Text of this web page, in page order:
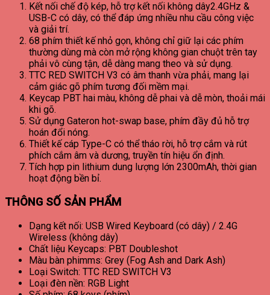
Kết nối chế độ kép, hỗ trợ kết nối không dây2.4GHz &
USB-C có dây, có thể đáp ứng nhiều nhu cầu công việc
và giải trí.
68 phím thiết kế nhỏ gọn, không chỉ giữ lại các phím
thường dùng mà còn mở rộng không gian chuột trên tay
phải vô cùng tận, dễ dàng mang theo và sử dụng.
TTC RED SWITCH V3 có âm thanh vừa phải, mang lại
cảm giác gõ phím tương đối mềm mại.
Keycap PBT hai màu, không dễ phai và dễ mòn, thoải mái
khi gõ.
Sử dụng Gateron hot-swap base, phím đầy đủ hỗ trợ
hoán đổi nóng.
Thiết kế cáp Type-C có thể tháo rời, hỗ trợ cắm và rút
phích cắm âm và dương, truyền tín hiệu ổn định.
Tích hợp pin lithium dung lượng lớn 2300mAh, thời gian
hoạt động bền bỉ.
THÔNG SỐ SẢN PHẨM
Dạng kết nối: USB Wired Keyboard (có dây) / 2.4G
Wireless (không dây)
Chất liệu Keycaps: PBT Doubleshot
Màu bàn phimms: Grey (Fog Ash and Dark Ash)
Loại Switch: TTC RED SWITCH V3
Loại đèn nền: RGB Light